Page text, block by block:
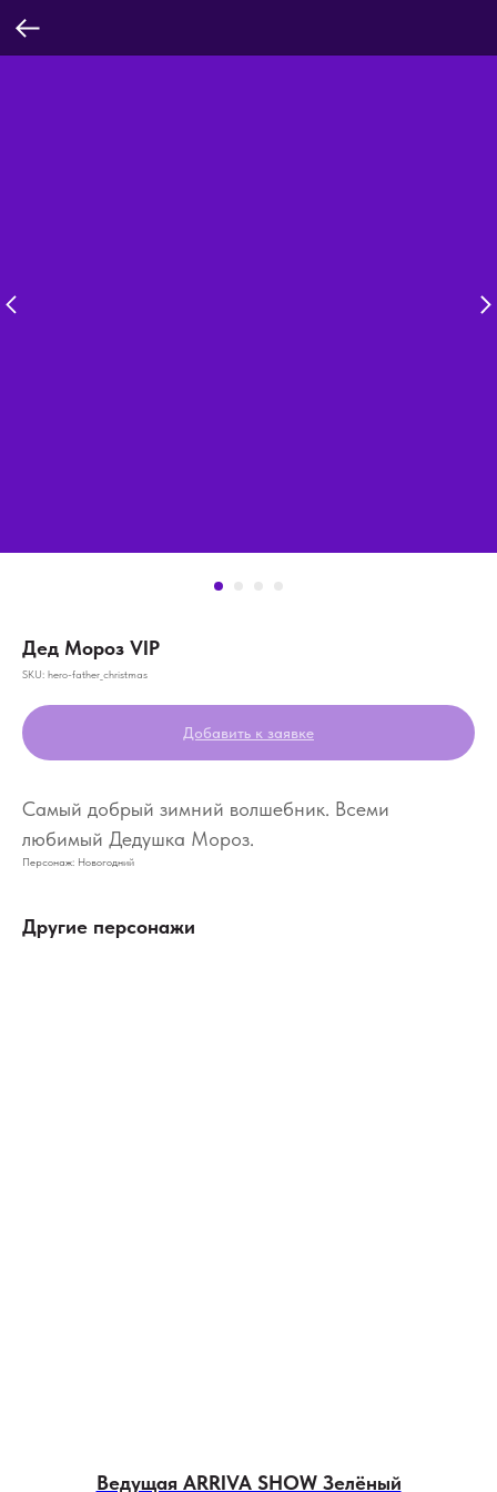
Дед Мороз VIP
SKU: hero-father_christmas
Добавить к заявке
Самый добрый зимний волшебник. Всеми
любимый Дедушка Мороз.
Персонаж: Новогодний
Другие персонажи
Ведущая ARRIVA SHOW Зелёный